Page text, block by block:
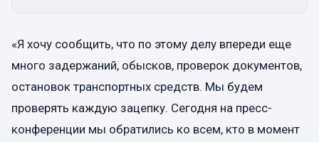
«Я хочу сообщить, что по этому делу впереди еще
много задержаний, обысков, проверок документов,
остановок транспортных средств. Мы будем
проверять каждую зацепку. Сегодня на пресс-
конференции мы обратились ко всем, кто в момент